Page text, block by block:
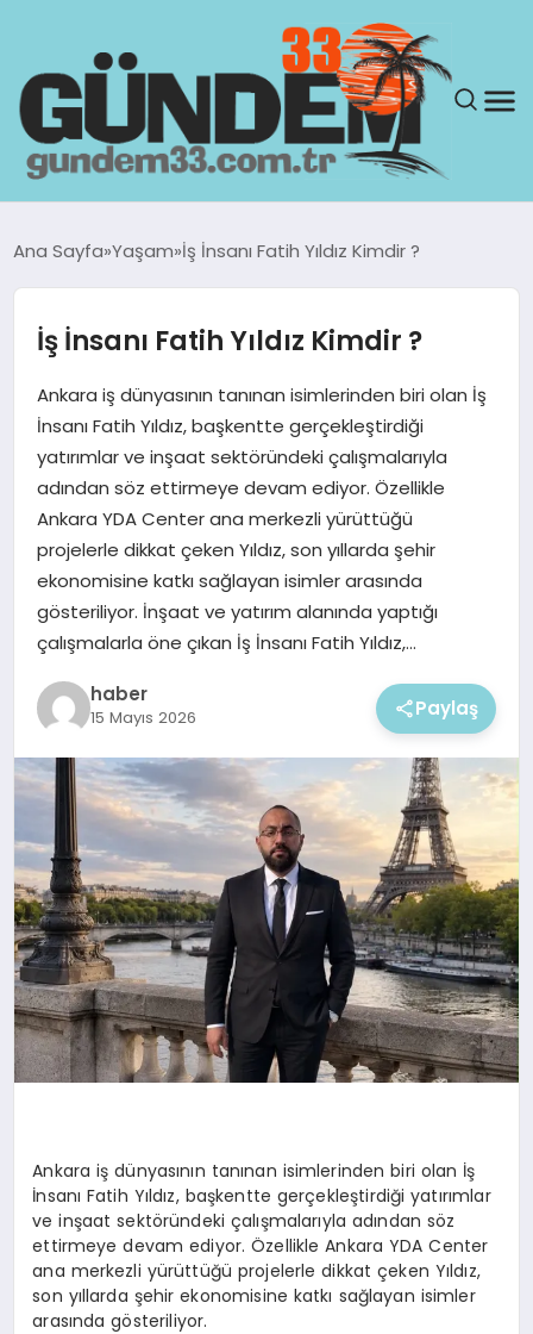
GÜNDEM
YAŞAM
SAĞLIK
TEKNOLOJI
EKONOMI
MAGAZIN
Ana Sayfa Yaşam İş İnsanı Fatih Yıldız Kimdir ?
İş İnsanı Fatih Yıldız Kimdir ?
Ankara iş dünyasının tanınan isimlerinden biri olan İş
İnsanı Fatih Yıldız, başkentte gerçekleştirdiği
yatırımlar ve inşaat sektöründeki çalışmalarıyla
adından söz ettirmeye devam ediyor. Özellikle
Ankara YDA Center ana merkezli yürüttüğü
projelerle dikkat çeken Yıldız, son yıllarda şehir
ekonomisine katkı sağlayan isimler arasında
gösteriliyor. İnşaat ve yatırım alanında yaptığı
çalışmalarla öne çıkan İş İnsanı Fatih Yıldız,…
haber
15 Mayıs 2026 Paylaş
Ankara iş dünyasının tanınan isimlerinden biri olan İş
İnsanı Fatih Yıldız, başkentte gerçekleştirdiği yatırımlar
ve inşaat sektöründeki çalışmalarıyla adından söz
ettirmeye devam ediyor. Özellikle Ankara YDA Center
ana merkezli yürüttüğü projelerle dikkat çeken Yıldız,
son yıllarda şehir ekonomisine katkı sağlayan isimler
arasında gösteriliyor.